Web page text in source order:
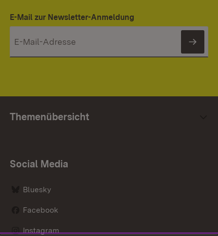
E-Mail zur Newsletter-Anmeldung
Themenübersicht
Social Media
Bluesky
Facebook
Instagram